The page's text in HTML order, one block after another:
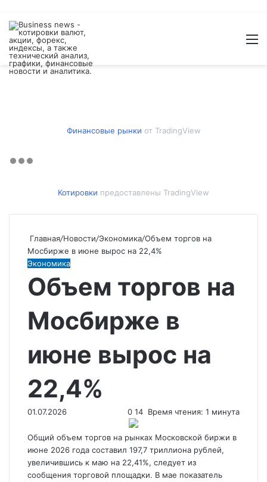
Финансовые рынки от TradingView
Котировки предоставлены TradingView
Главная/Новости/Экономика/Объем торгов на
Мосбирже в июне вырос на 22,4%
Экономика
Объем торгов на
Мосбирже в
июне вырос на
22,4%
01.07.2026 0 14 Время чтения: 1 минута
Общий объем торгов на рынках Московской биржи в
июне 2026 года составил 197,7 триллиона рублей,
увеличившись к маю на 22,41%, следует из
сообщения торговой площадки. В мае показатель